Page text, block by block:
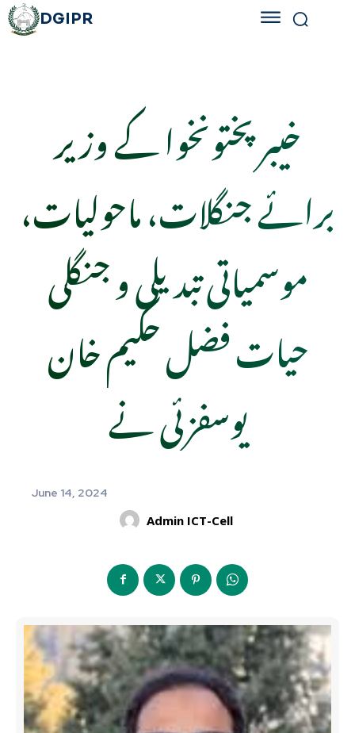
DGIPR
خیبرپختونخوا کے وزیر
برائے جنگلات، ماحولیات،
موسمیاتی تبدیلی و جنگلی
حیات فضل حکیم خان
یوسفزئی نے
June 14, 2024
Admin ICT-Cell